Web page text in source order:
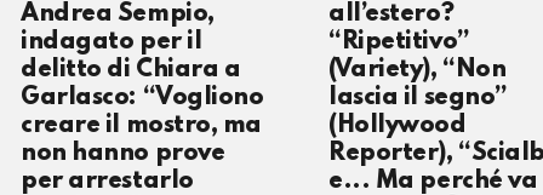
Andrea Sempio,
indagato per il
delitto di Chiara a
Garlasco: “Vogliono
creare il mostro, ma
non hanno prove
per arrestarlo
all’estero?
“Ripetitivo”
(Variety), “Non
lascia il segno”
(Hollywood
Reporter),
e... Ma perché va